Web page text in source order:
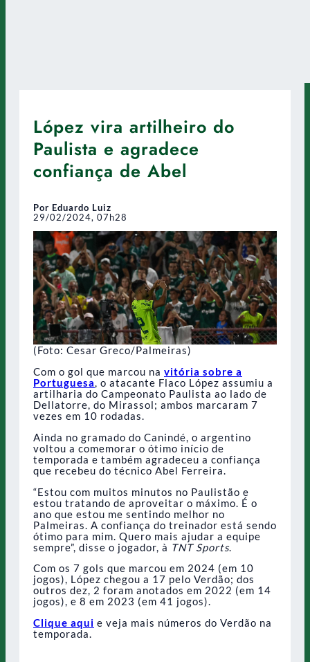
López vira artilheiro do
Paulista e agradece
confiança de Abel
Por Eduardo Luiz
29/02/2024, 07h28
(Foto: Cesar Greco/Palmeiras)
Com o gol que marcou na vitória sobre a
Portuguesa, o atacante Flaco López assumiu a
artilharia do Campeonato Paulista ao lado de
Dellatorre, do Mirassol; ambos marcaram 7
vezes em 10 rodadas.
Ainda no gramado do Canindé, o argentino
voltou a comemorar o ótimo início de
temporada e também agradeceu a confiança
que recebeu do técnico Abel Ferreira.
“Estou com muitos minutos no Paulistão e
estou tratando de aproveitar o máximo. É o
ano que estou me sentindo melhor no
Palmeiras. A confiança do treinador está sendo
ótimo para mim. Quero mais ajudar a equipe
sempre”, disse o jogador, à TNT Sports.
Com os 7 gols que marcou em 2024 (em 10
jogos), López chegou a 17 pelo Verdão; dos
outros dez, 2 foram anotados em 2022 (em 14
jogos), e 8 em 2023 (em 41 jogos).
Clique aqui e veja mais números do Verdão na
temporada.